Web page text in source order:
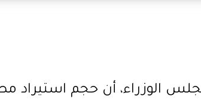
الوزراء، أن حجم استيراد